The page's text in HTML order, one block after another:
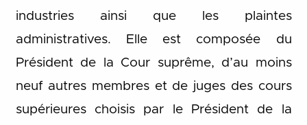
industries ainsi que les plaintes
administratives. Elle est composée du
Président de la Cour suprême, d’au moins
neuf autres membres et de juges des cours
supérieures choisis par le Président de la